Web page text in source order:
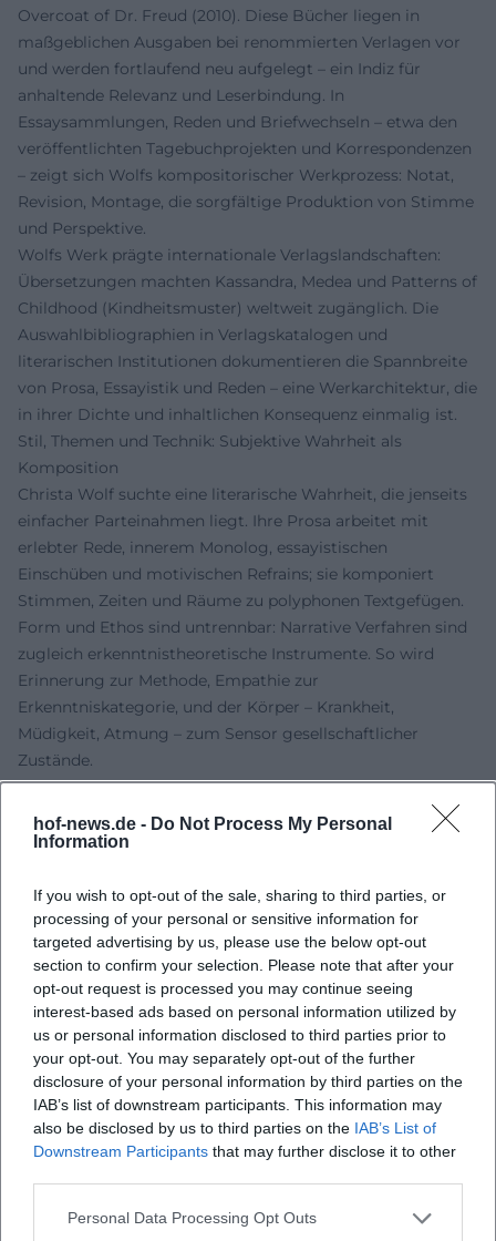
hof-news.de - Do Not Process My Personal
Information
If you wish to opt-out of the sale, sharing to third parties, or
processing of your personal or sensitive information for
targeted advertising by us, please use the below opt-out
section to confirm your selection. Please note that after your
opt-out request is processed you may continue seeing
interest-based ads based on personal information utilized by
us or personal information disclosed to third parties prior to
your opt-out. You may separately opt-out of the further
disclosure of your personal information by third parties on the
IAB’s list of downstream participants. This information may
also be disclosed by us to third parties on the IAB’s List of
Downstream Participants that may further disclose it to other
Personal Data Processing Opt Outs
Overcoat of Dr. Freud (2010). Diese Bücher liegen in
maßgeblichen Ausgaben bei renommierten Verlagen vor
und werden fortlaufend neu aufgelegt – ein Indiz für
anhaltende Relevanz und Leserbindung. In
Essaysammlungen, Reden und Briefwechseln – etwa den
veröffentlichten Tagebuchprojekten und Korrespondenzen
– zeigt sich Wolfs kompositorischer Werkprozess: Notat,
Revision, Montage, die sorgfältige Produktion von Stimme
und Perspektive.
Wolfs Werk prägte internationale Verlagslandschaften:
Übersetzungen machten Kassandra, Medea und Patterns of
Childhood (Kindheitsmuster) weltweit zugänglich. Die
Auswahlbibliographien in Verlagskatalogen und
literarischen Institutionen dokumentieren die Spannbreite
von Prosa, Essayistik und Reden – eine Werkarchitektur, die
in ihrer Dichte und inhaltlichen Konsequenz einmalig ist.
Stil, Themen und Technik: Subjektive Wahrheit als
Komposition
Christa Wolf suchte eine literarische Wahrheit, die jenseits
einfacher Parteinahmen liegt. Ihre Prosa arbeitet mit
erlebter Rede, innerem Monolog, essayistischen
Einschüben und motivischen Refrains; sie komponiert
Stimmen, Zeiten und Räume zu polyphonen Textgefügen.
Form und Ethos sind untrennbar: Narrative Verfahren sind
zugleich erkenntnistheoretische Instrumente. So wird
Erinnerung zur Methode, Empathie zur
Erkenntniskategorie, und der Körper – Krankheit,
Müdigkeit, Atmung – zum Sensor gesellschaftlicher
Zustände.
Musik-analog gedacht, folgt ihr Schreiben der Logik einer
Fuge: Themen tauchen auf, wandern, transponieren sich,
kontrapunktieren einander. Das Arrangement reflektiert die
Erwartung, zwischen Mythos und Gegenwart, zwischen
weiblicher Erfahrung und patriarchalen Strukturen. Diese
Stilanalyse erklärt, warum Wolfs Texte im
Literaturunterricht wie in Forschungskolloquien
gleichermaßen produktiv sind.
Kultureller Einfluss und Zeitdiagnose: Literatur als
gesellschaftliche Praxis
Wolf war mehr als eine Autorin: Sie wurde – durch
Lesungen, Reden, Stellungnahmen – zur öffentlichen
Intellektuellen. Ihre Bücher lieferten ein Vokabular für die
Erfahrung der DDR und der Transformation nach 1989.
Leserinnen und Leser fanden in Kassandra und Medea
feministische Deutungsangebote, in Kindheitsmuster eine